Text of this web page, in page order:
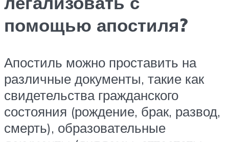
помощью апостиля?
Апостиль можно проставить на
различные документы, такие как
свидетельства гражданского
состояния (рождение, брак, развод,
смерть), образовательные